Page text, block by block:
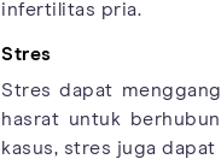
infertilitas pria.
Stres
Stres dapat
hasrat untuk
kasus, stres juga